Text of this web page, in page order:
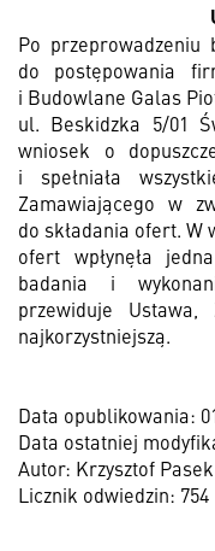
Po przeprowadzeniu
do postępowania
i Budowlane Galas
ul. Beskidzka 5/01
wniosek o
i spełniała
Zamawiającego w
do składania ofert. W
ofert wpłynęła
badania i
przewiduje Ustawa,
najkorzystniejszą.
Data opublikowania:
Data ostatniej
Autor: Krzysztof Pasek
Licznik odwiedzin: 754